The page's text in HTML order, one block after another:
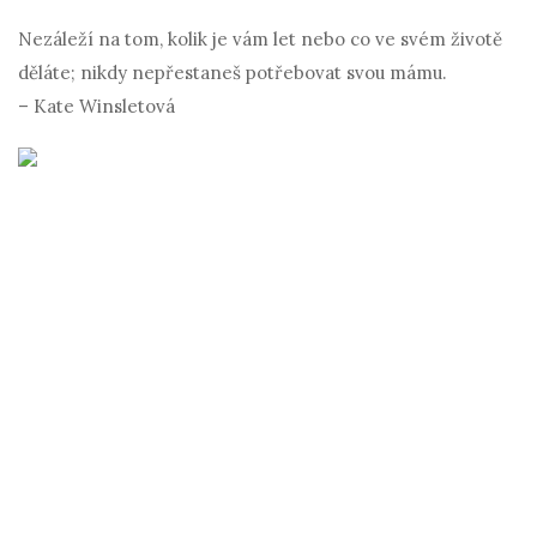
Nezáleží na tom, kolik je vám let nebo co ve svém životě
děláte; nikdy nepřestaneš potřebovat svou mámu.
– Kate Winsletová